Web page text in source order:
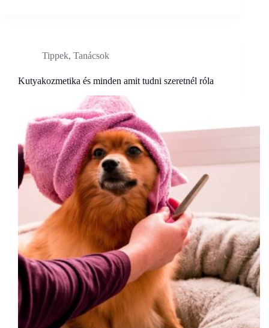
Tippek, Tanácsok
Kutyakozmetika és minden amit tudni szeretnél róla